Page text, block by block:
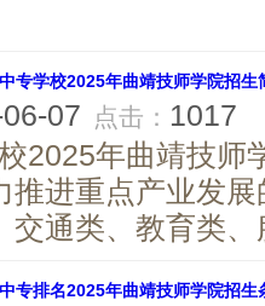
专学校2025年曲靖技师学院招生
07 点击： 1017
2025年曲靖技师
推进重点产业发
交通类、教育类
专排名2025年曲靖技师学院招生